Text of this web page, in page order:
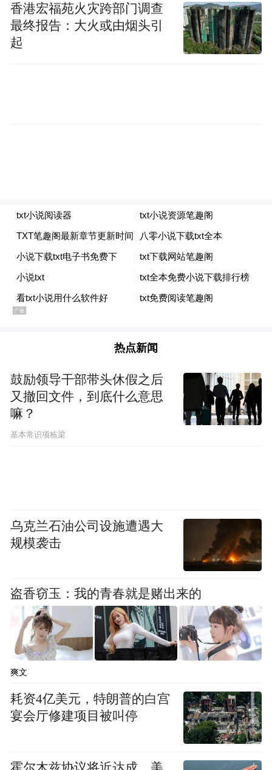
香港宏福苑火灾跨部门调查
最终报告：大火或由烟头引
起
热点新闻
鼓励领导干部带头休假之后
又撤回文件，到底什么意思
嘛？
基本常识项栋梁
乌克兰石油公司设施遭遇大
规模袭击
盗香窃玉：我的青春就是赌出来的
爽文
耗资4亿美元，特朗普的白宫
宴会厅修建项目被叫停